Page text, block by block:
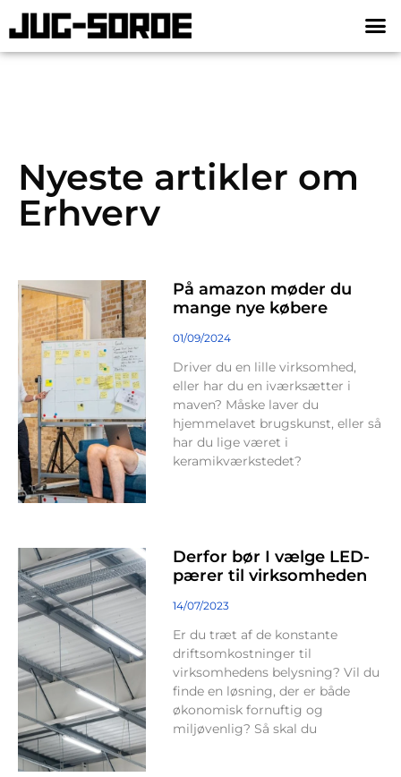
Nyeste artikler om
Erhverv
På amazon møder du
mange nye købere
01/09/2024
Driver du en lille virksomhed,
eller har du en iværksætter i
maven? Måske laver du
hjemmelavet brugskunst, eller så
har du lige været i
keramikværkstedet?
Derfor bør I vælge LED-
pærer til virksomheden
14/07/2023
Er du træt af de konstante
driftsomkostninger til
virksomhedens belysning? Vil du
finde en løsning, der er både
økonomisk fornuftig og
miljøvenlig? Så skal du